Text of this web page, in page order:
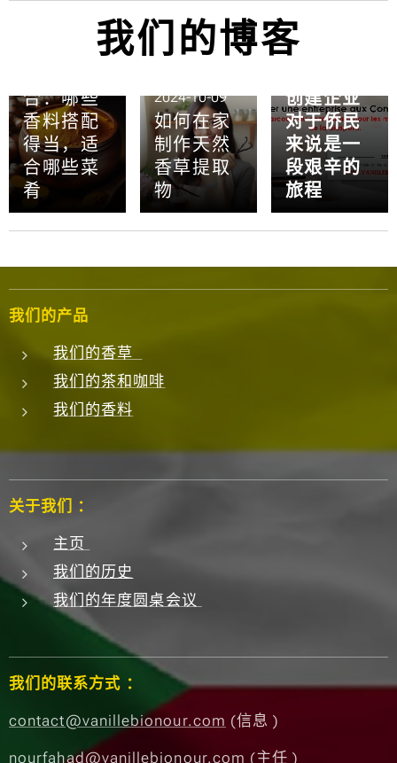
我们的博客
合：哪些
香料搭配
得当，适
合哪些菜
肴
2024-10-09
如何在家
制作天然
香草提取
物
2024-10-04
创建企业
对于侨民
来说是一
段艰辛的
旅程
我们的产品
我们的香草
我们的茶和咖啡
我们的香料
关于我们 ：
主页
我们的历史
我们的年度圆桌会议
我们的联系方式 ：
contact@vanillebionour.com (信息 )
nourfahad@vanillebionour.com (主任 )